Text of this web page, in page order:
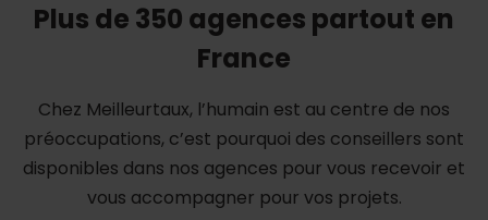
Plus de 350 agences partout en
France
Chez Meilleurtaux, l’humain est au centre de nos
préoccupations, c’est pourquoi des conseillers sont
disponibles dans nos agences pour vous recevoir et
vous accompagner pour vos projets.